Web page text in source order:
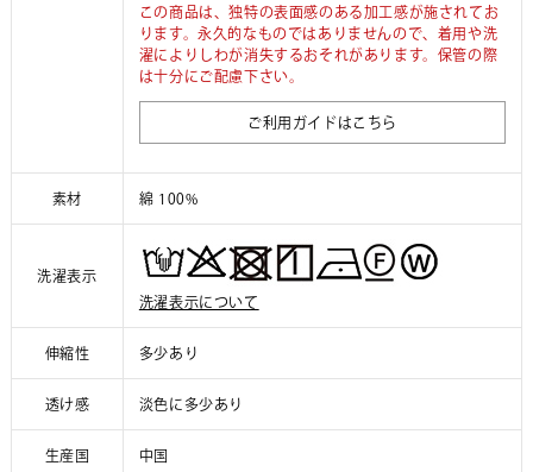
この商品は、独特の表面感のある加工感が施されてお
ります。永久的なものではありませんので、着用や洗
濯によりしわが消失するおそれがあります。保管の際
は十分にご配慮下さい。
ご利用ガイドはこちら
素材 綿 100%
洗濯表示
洗濯表示について
伸縮性 多少あり
透け感 淡色に多少あり
生産国 中国